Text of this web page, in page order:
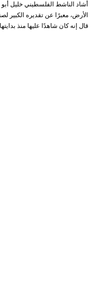
أشاد الناشط الفلسطيني خليل
الأرض، معبرًا عن تقديره الكبير
قال إنه كان شاهدًا عليها منذ